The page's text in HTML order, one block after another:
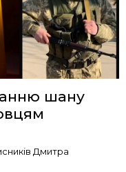
шану
Дмитра